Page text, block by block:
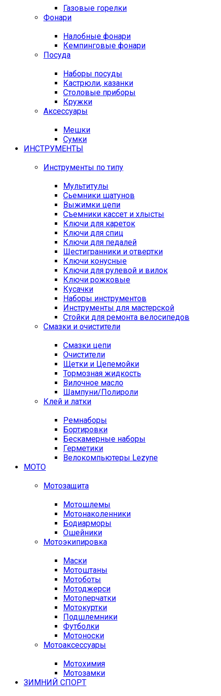
Газовые горелки
Фонари
Налобные фонари
Кемпинговые фонари
Посуда
Наборы посуды
Кастрюли, казанки
Столовые приборы
Кружки
Аксессуары
Мешки
Сумки
ИНСТРУМЕНТЫ
Инструменты по типу
Мультитулы
Сьемники шатунов
Выжимки цепи
Съемники кассет и хлысты
Ключи для кареток
Ключи для спиц
Ключи для педалей
Шестигранники и отвертки
Ключи конусные
Ключи для рулевой и вилок
Ключи рожковые
Кусачки
Наборы инструментов
Инструменты для мастерской
Стойки для ремонта велосипедов
Смазки и очистители
Смазки цепи
Очистители
Щетки и Цепемойки
Тормозная жидкость
Вилочное масло
Шампуни/Полироли
Клей и латки
Ремнаборы
Бортировки
Бескамерные наборы
Герметики
Велокомпьютеры Lezyne
МОТО
Мотозащита
Мотошлемы
Мотонаколенники
Бодиарморы
Ошейники
Мотоэкипировка
Маски
Мотоштаны
Мотоботы
Мотоджерси
Мотоперчатки
Мотокуртки
Подшлемники
Футболки
Мотоноски
Мотоаксессуары
Мотохимия
Мотозамки
ЗИМНИЙ СПОРТ